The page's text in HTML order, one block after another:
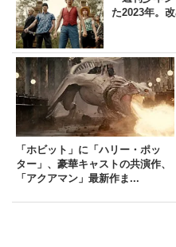
た2023年。
「ホビット」に「ハリー・ポッ
ター」、豪華キャストの共演作、
「アクアマン」最新作ま...